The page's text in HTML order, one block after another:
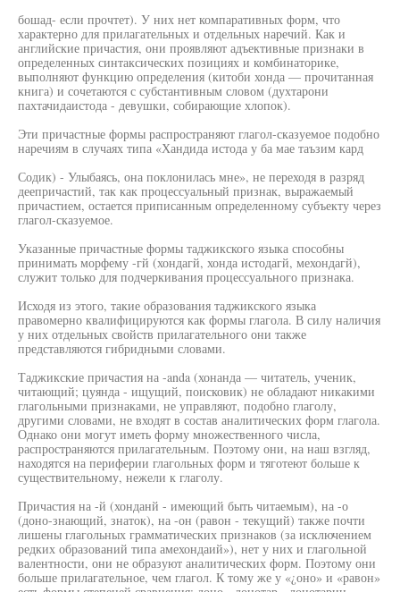
бошад- если прочтет). У них нет компаративных форм, что
характерно для прилагательных и отдельных наречий. Как и
английские причастия, они проявляют адъективные признаки в
определенных синтаксических позициях и комбинаторике,
выполняют функцию определения (китоби хонда — прочитанная
книга) и сочетаются с субстантивным словом (духтарони
пахтачидаистода - девушки, собирающие хлопок).
Эти причастные формы распространяют глагол-сказуемое подобно
наречиям в случаях типа «Хандида истода у ба мае таъзим кард
Содик) - Улыбаясь, она поклонилась мне», не переходя в разряд
деепричастий, так как процессуальный признак, выражаемый
причастием, остается приписанным определенному субъекту через
глагол-сказуемое.
Указанные причастные формы таджикского языка способны
принимать морфему -гй (хондагй, хонда истодагй, мехондагй),
служит только для подчеркивания процессуального признака.
Исходя из этого, такие образования таджикского языка
правомерно квалифицируются как формы глагола. В силу наличия
у них отдельных свойств прилагательного они также
представляются гибридными словами.
Таджикские причастия на -anda (хонанда — читатель, ученик,
читающий; цуянда - ищущий, поисковик) не обладают никакими
глагольными признаками, не управляют, подобно глаголу,
другими словами, не входят в состав аналитических форм глагола.
Однако они могут иметь форму множественного числа,
распространяются прилагательным. Поэтому они, на наш взгляд,
находятся на периферии глагольных форм и тяготеют больше к
существительному, нежели к глаголу.
Причастия на -й (хонданй - имеющий быть читаемым), на -о
(доно-знающий, знаток), на -он (равон - текущий) также почти
лишены глагольных грамматических признаков (за исключением
редких образований типа амехондаий»), нет у них и глагольной
валентности, они не образуют аналитических форм. Поэтому они
больше прилагательное, чем глагол. К тому же у «¿оно» и «равон»